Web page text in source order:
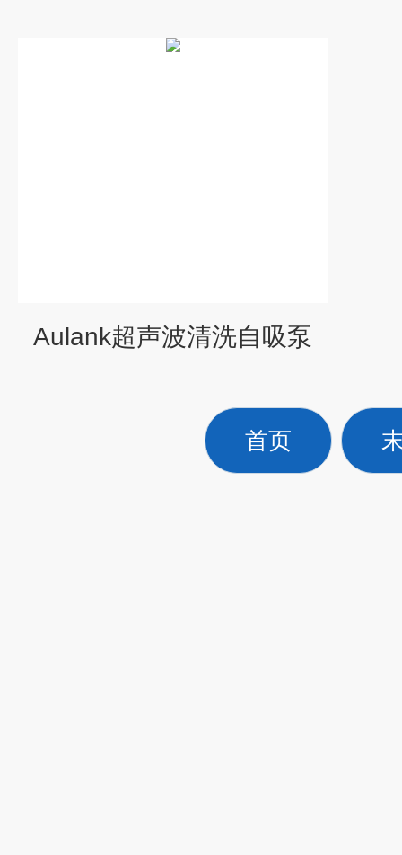
Aulank超声波清洗自吸泵
首页